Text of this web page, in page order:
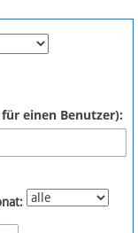
einen Benutzer):